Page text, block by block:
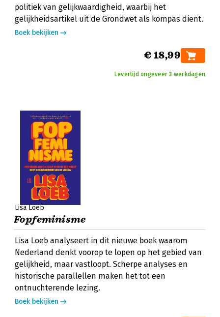
politiek van gelijkwaardigheid, waarbij het
gelijkheidsartikel uit de Grondwet als kompas dient.
Boek bekijken
€ 18,99
Levertijd ongeveer 3 werkdagen
Lisa Loeb
Fopfeminisme
Lisa Loeb analyseert in dit nieuwe boek waarom
Nederland denkt voorop te lopen op het gebied van
gelijkheid, maar vastloopt. Scherpe analyses en
historische parallellen maken het tot een
ontnuchterende lezing.
Boek bekijken